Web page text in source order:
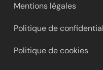
Mentions légales
Politique de
Politique de cookies